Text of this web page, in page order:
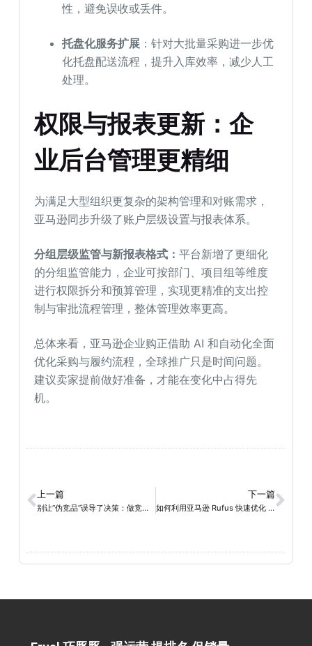
性，避免误收或丢件。
托盘化服务扩展 ：针对大批量采购进一步优
化托盘配送流程，提升入库效率，减少人工
处理。
权限与报表更新：企
业后台管理更精细
为满足大型组织更复杂的架构管理和对账需求，
亚马逊同步升级了账户层级设置与报表体系。
分组层级监管与新报表格式：平台新增了更细化
的分组监管能力，企业可按部门、项目组等维度
进行权限拆分和预算管理，实现更精准的支出控
制与审批流程管理，整体管理效率更高。
总体来看，亚马逊企业购正借助 AI 和自动化全面
优化采购与履约流程，全球推广只是时间问题。
建议卖家提前做好准备，才能在变化中占得先
机。
上一篇
别让“伪竞品”误导了决策：做竞品分析如何锁定真正的对手？
下一篇
如何利用亚马逊 Rufus 快速优化 Listing，提升转化率？卖家必读实操指南！